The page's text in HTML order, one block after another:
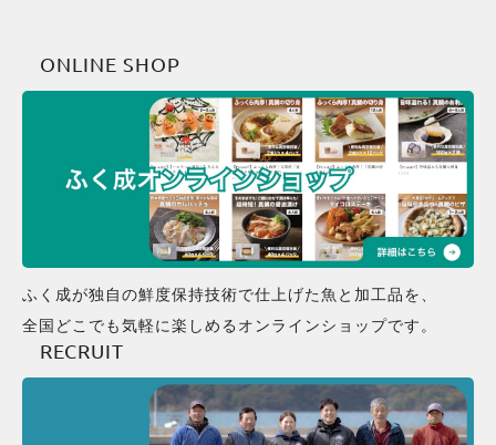
ONLINE SHOP
ふく成が独自の鮮度保持技術で仕上げた魚と加工品を、
全国どこでも気軽に楽しめるオンラインショップです。
RECRUIT